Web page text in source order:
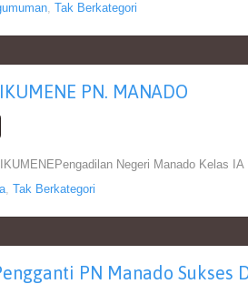
, Tak Berkategori
PN. MANADO
Negeri Manado Kelas
, Tak Berkategori
PN Manado Sukses